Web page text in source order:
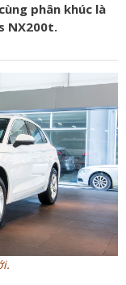
phân khúc là
NX200t.